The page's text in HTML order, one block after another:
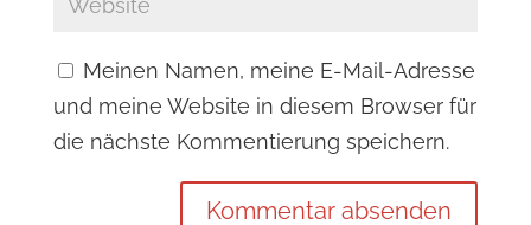
Meinen Namen, meine E-Mail-Adresse
und meine Website in diesem Browser für
die nächste Kommentierung speichern.